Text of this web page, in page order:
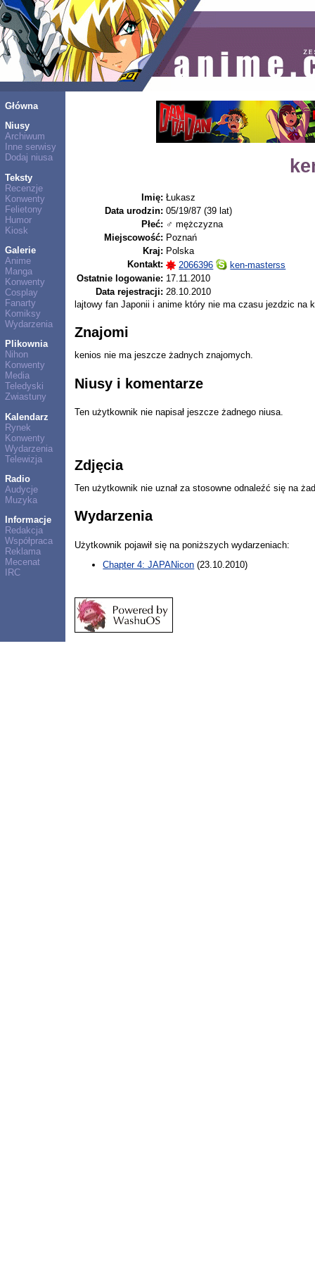
Główna
Niusy
Archiwum
Inne serwisy
Dodaj niusa
Teksty
Recenzje
Konwenty
Felietony
Humor
Kiosk
Galerie
Anime
Manga
Konwenty
Cosplay
Fanarty
Komiksy
Wydarzenia
Plikownia
Nihon
Konwenty
Media
Teledyski
Zwiastuny
Kalendarz
Rynek
Konwenty
Wydarzenia
Telewizja
Radio
Audycje
Muzyka
Informacje
Redakcja
Współpraca
Reklama
Mecenat
IRC
Imię: Łukasz
Data urodzin: 05/19/87 (39 lat)
Płeć: ♂ mężczyzna
Miejscowość: Poznań
Kraj: Polska
Kontakt:
2066396
ken-masterss
Ostatnie logowanie: 17.11.2010
Data rejestracji: 28.10.2010
lajtowy fan Japonii i anime który nie ma czasu jezdzic na
Znajomi
kenios nie ma jeszcze żadnych znajomych.
Niusy i komentarze
Ten użytkownik nie napisał jeszcze żadnego niusa.
Zdjęcia
Ten użytkownik nie uznał za stosowne odnaleźć się na
Wydarzenia
Użytkownik pojawił się na poniższych wydarzeniach:
Chapter 4: JAPANicon (23.10.2010)